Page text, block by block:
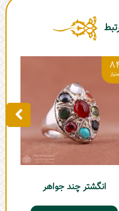
انگشتر چند جواهر